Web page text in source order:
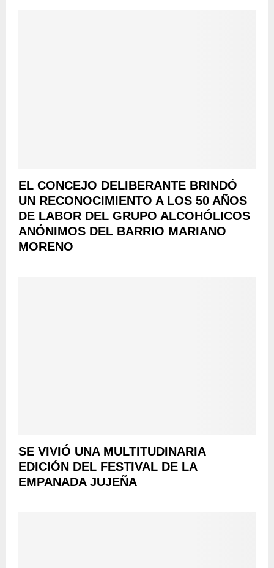
EL CONCEJO DELIBERANTE BRINDÓ
UN RECONOCIMIENTO A LOS 50 AÑOS
DE LABOR DEL GRUPO ALCOHÓLICOS
ANÓNIMOS DEL BARRIO MARIANO
MORENO
SE VIVIÓ UNA MULTITUDINARIA
EDICIÓN DEL FESTIVAL DE LA
EMPANADA JUJEÑA